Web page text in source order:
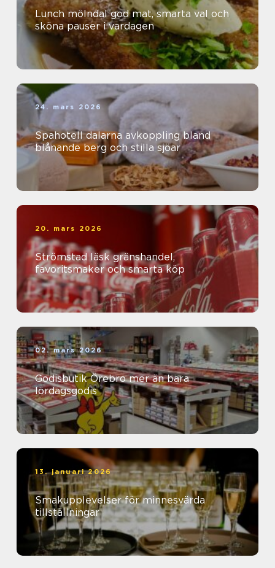
Lunch mölndal god mat, smarta val och
sköna pauser i vardagen
24. mars 2026
Spahotell dalarna avkoppling bland
blånande berg och stilla sjöar
20. mars 2026
Strömstad läsk gränshandel,
favoritsmaker och smarta köp
02. mars 2026
Godisbutik Örebro mer än bara
lördagsgodis
13. januari 2026
Smakupplevelser för minnesvärda
tillställningar